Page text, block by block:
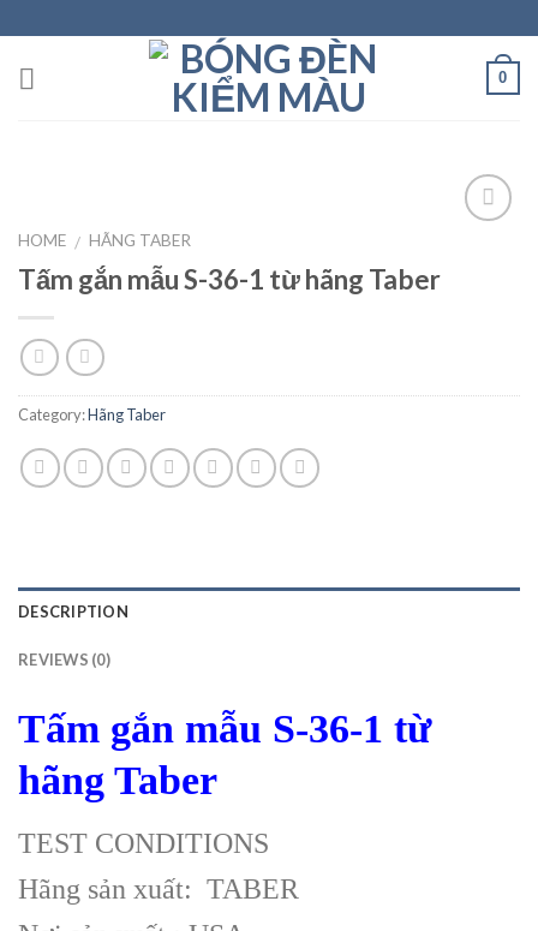
to
content
0
HOME / HÃNG TABER
Tấm gắn mẫu S-36-1 từ hãng Taber
Category:Hãng Taber
DESCRIPTION
REVIEWS (0)
Tấm gắn mẫu S-36-1 từ
hãng Taber
TEST CONDITIONS
Hãng sản xuất: TABER